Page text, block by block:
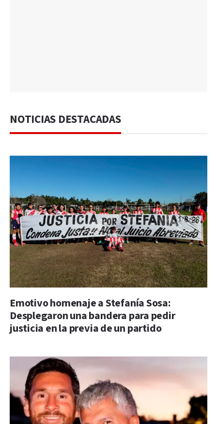
NOTICIAS DESTACADAS
Emotivo homenaje a Stefanía Sosa:
Desplegaron una bandera para pedir
justicia en la previa de un partido